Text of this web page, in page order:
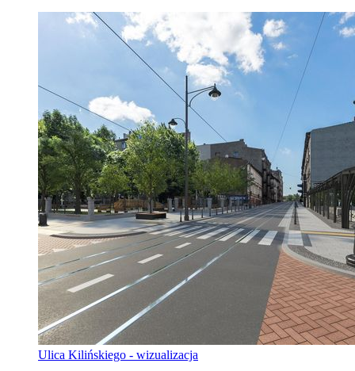
Ulica Kilińskiego - wizualizacja